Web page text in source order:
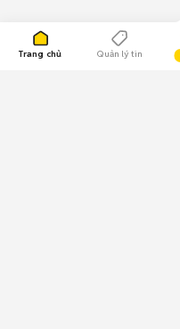
Trang chủ Quản lý tin